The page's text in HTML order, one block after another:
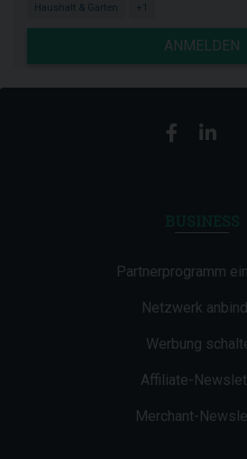
Haushalt & Garten +1
ANMELDEN
Partnerprogramm
Netzwerk
Werbung
Affiliate-
Merchant-